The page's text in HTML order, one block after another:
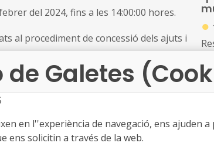
del 2024, fins a les 14:00:00 hores.
al procediment de concessió dels ajuts i
el sistema de signatura
administració pública o una entitat
a Catalunya, a través de
la persona representant de l'ens públic
la targeta del personal de les
●
o
Galetes
en l''experiència de navegació, ens ajuden
ens solicitin a través de la web.